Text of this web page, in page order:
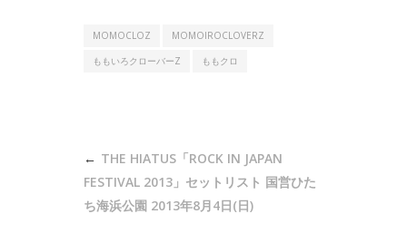
MOMOCLOZ
MOMOIROCLOVERZ
ももいろクローバーZ
ももクロ
THE HIATUS「ROCK IN JAPAN
FESTIVAL 2013」セットリスト 国営ひた
ち海浜公園 2013年8月4日(日)